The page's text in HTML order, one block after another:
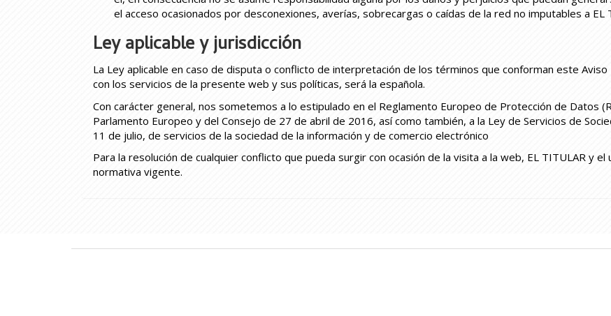
el acceso ocasionados por desconexiones, averías, sobrecargas o caídas de la red no imputables a EL
Ley aplicable y jurisdicción
La Ley aplicable en caso de disputa o conflicto de interpretación de los términos que conforman este Aviso
con los servicios de la presente web y sus políticas, será la española.
Con carácter general, nos sometemos a lo estipulado en el Reglamento Europeo de Protección de Datos
Parlamento Europeo y del Consejo de 27 de abril de 2016, así como también, a la Ley de Servicios de
11 de julio, de servicios de la sociedad de la información y de comercio electrónico
Para la resolución de cualquier conflicto que pueda surgir con ocasión de la visita a la web, EL TITULAR y
normativa vigente.